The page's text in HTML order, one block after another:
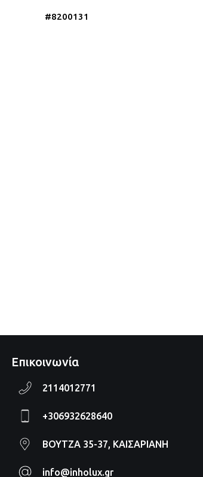
#8200131
Επικοινωνία
2114012771
+306932628640
ΒΟΥΤΖΑ 35-37, ΚΑΙΣΑΡΙΑΝΗ
info@inholux.gr